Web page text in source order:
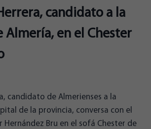
candidato a la
Almería, en el Chester
candidato de Almerienses a la
de la provincia, conversa con el
Hernández Bru en el sofá Chester de